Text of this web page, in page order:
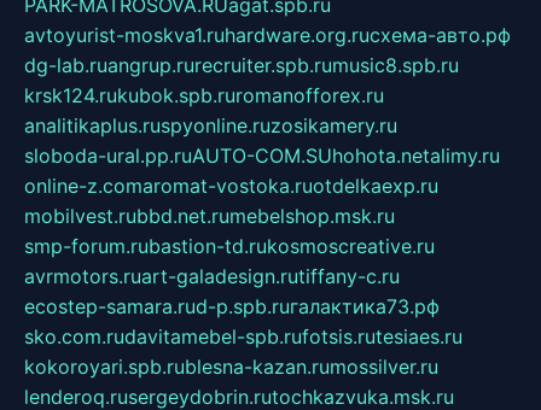
avtoyurist-moskva1.ruhardware.org.ruсхема-авто.рф
dg-lab.ruangrup.rurecruiter.spb.rumusic8.spb.ru
krsk124.rukubok.spb.ruromanofforex.ru
analitikaplus.ruspyonline.ruzosikamery.ru
sloboda-ural.pp.ruAUTO-COM.SUhohota.netalimy.ru
online-z.comaromat-vostoka.ruotdelkaexp.ru
mobilvest.rubbd.net.rumebelshop.msk.ru
smp-forum.rubastion-td.rukosmoscreative.ru
avrmotors.ruart-galadesign.rutiffany-c.ru
ecostep-samara.rud-p.spb.ruгалактика73.рф
sko.com.rudavitamebel-spb.rufotsis.rutesiaes.ru
kokoroyari.spb.rublesna-kazan.rumossilver.ru
lenderoq.rusergeydobrin.rutochkazvuka.msk.ru